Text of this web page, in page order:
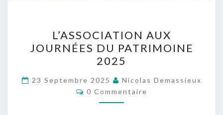
AUX
JOURNÉES
DU
PATRIMOINE
2025
L’ASSOCIATION AUX
JOURNÉES DU PATRIMOINE
2025
23 Septembre 2025
Nicolas Demassieux
Commentaires
0 Commentaire